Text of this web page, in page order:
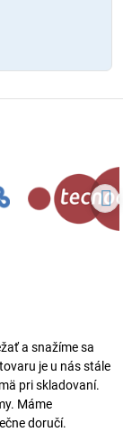
a snažíme sa
je u nás stále
pri skladovaní.
Máme
doručí.